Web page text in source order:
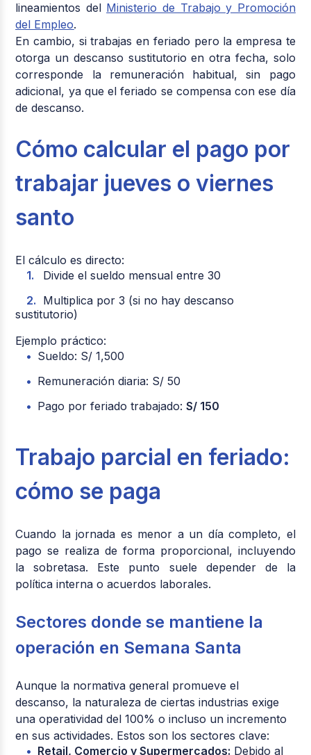
lineamientos del Ministerio de Trabajo y Promoción
del Empleo.
En cambio, si trabajas en feriado pero la empresa te
otorga un descanso sustitutorio en otra fecha, solo
corresponde la remuneración habitual, sin pago
adicional, ya que el feriado se compensa con ese día
de descanso.
Cómo calcular el pago por
trabajar jueves o viernes
santo
El cálculo es directo:
Divide el sueldo mensual entre 30
Multiplica por 3 (si no hay descanso
sustitutorio)
Ejemplo práctico:
Sueldo: S/ 1,500
Remuneración diaria: S/ 50
Pago por feriado trabajado:S/ 150
Trabajo parcial en feriado:
cómo se paga
Cuando la jornada es menor a un día completo, el
pago se realiza de forma proporcional, incluyendo
la sobretasa. Este punto suele depender de la
política interna o acuerdos laborales.
Sectores donde se mantiene la
operación en Semana Santa
Aunque la normativa general promueve el
descanso, la naturaleza de ciertas industrias exige
una operatividad del100% o incluso un incremento
en sus actividades. Estos son los sectores clave:
Retail, Comercio y Supermercados: Debido al